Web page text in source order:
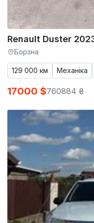
Renault Duster
Борзна
129 000 км Механіка
17000 $760884 ₴